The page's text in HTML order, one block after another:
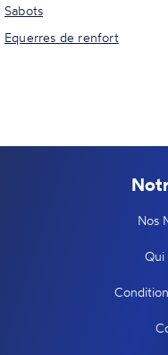
Sabots
Equerres de renfort
Nos
Qui